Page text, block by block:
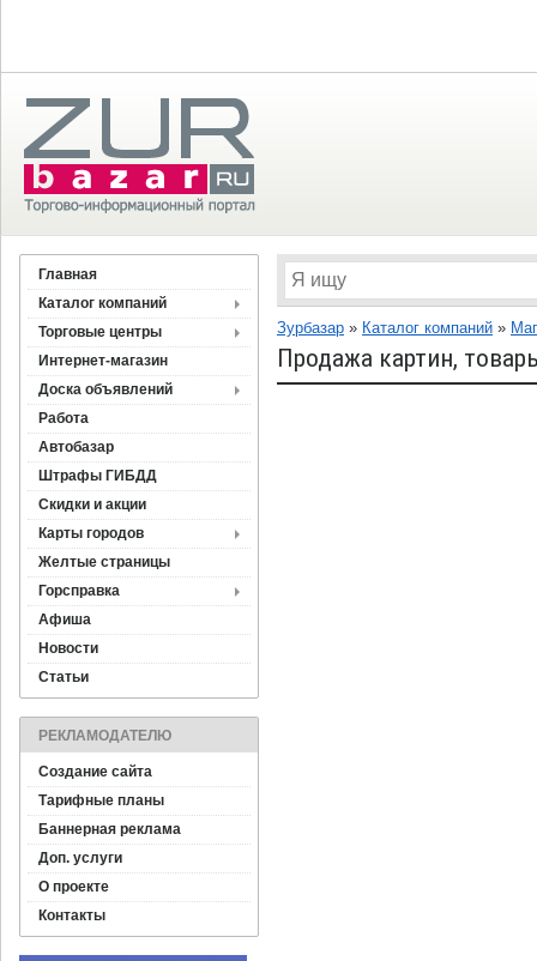
Главная
Каталог компаний
Торговые центры
Интернет-магазин
Доска объявлений
Работа
Автобазар
Штрафы ГИБДД
Скидки и акции
Карты городов
Желтые страницы
Горсправка
Афиша
Новости
Статьи
РЕКЛАМОДАТЕЛЮ
Создание сайта
Тарифные планы
Баннерная реклама
Доп. услуги
О проекте
Контакты
Зурбазар » Каталог компаний »
Продажа картин,